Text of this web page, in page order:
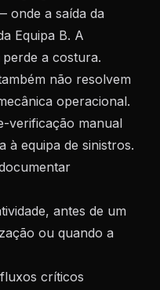
onde a saída da
Equipa B. A
a costura.
não resolvem
operacional.
verificação manual
à equipa de sinistros.
antes de um
ou quando a
críticos